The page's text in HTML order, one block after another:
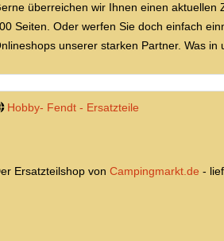
überreichen wir Ihnen einen aktuellen
Seiten. Oder werfen Sie doch einfach
unserer starken Partner. Was in
Hobby- Fendt - Ersatzteile
Ersatzteilshop von Campingmarkt.de -